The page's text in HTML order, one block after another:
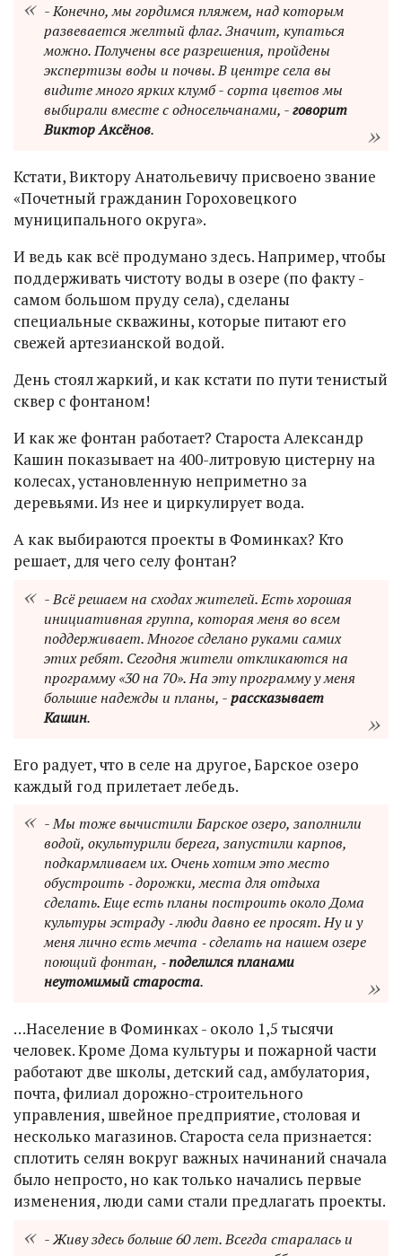
- Конечно, мы гордимся пляжем, над которым
развевается желтый флаг. Значит, купаться
можно. Получены все разрешения, пройдены
экспертизы воды и почвы. В центре села вы
видите много ярких клумб - сорта цветов мы
выбирали вместе с односельчанами, -говорит
Виктор Аксёнов.
Кстати, Виктору Анатольевичу присвоено звание
«Почетный гражданин Гороховецкого
муниципального округа».
И ведь как всё продумано здесь. Например, чтобы
поддерживать чистоту воды в озере (по факту -
самом большом пруду села), сделаны
специальные скважины, которые питают его
свежей артезианской водой.
День стоял жаркий, и как кстати по пути тенистый
сквер с фонтаном!
И как же фонтан работает? Староста Александр
Кашин показывает на 400-литровую цистерну на
колесах, установленную неприметно за
деревьями. Из нее и циркулирует вода.
А как выбираются проекты в Фоминках? Кто
решает, для чего селу фонтан?
- Всё решаем на сходах жителей. Есть хорошая
инициативная группа, которая меня во всем
поддерживает. Многое сделано руками самих
этих ребят. Сегодня жители откликаются на
программу «30 на 70». На эту программу у меня
большие надежды и планы, -рассказывает
Кашин.
Его радует, что в селе на другое, Барское озеро
каждый год прилетает лебедь.
- Мы тоже вычистили Барское озеро, заполнили
водой, окультурили берега, запустили карпов,
подкармливаем их. Очень хотим это место
обустроить ‑ дорожки, места для отдыха
сделать. Еще есть планы построить около Дома
культуры эстраду ‑ люди давно ее просят. Ну и у
меня лично есть мечта ‑ сделать на нашем озере
поющий фонтан, ‑поделился планами
неутомимый староста.
…Население в Фоминках - около 1,5 тысячи
человек. Кроме Дома культуры и пожарной части
работают две школы, детский сад, амбулатория,
почта, филиал дорожно-строительного
управления, швейное предприятие, столовая и
несколько магазинов. Староста села признается:
сплотить селян вокруг важных начинаний сначала
было непросто, но как только начались первые
изменения, люди сами стали предлагать проекты.
- Живу здесь больше 60 лет. Всегда старалась и